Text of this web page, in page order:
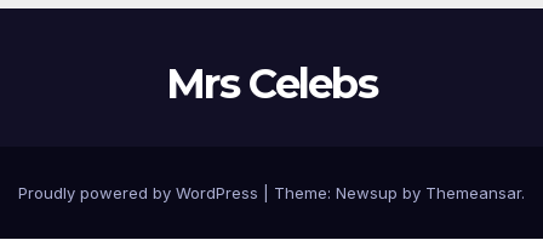
Mrs Celebs
Proudly powered by WordPress Theme: Newsup by Themeansar.